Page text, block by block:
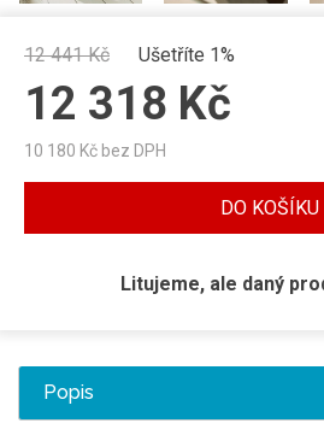
12 441Kč Ušetříte 1%
12 318 Kč
10 180 Kč bez DPH
DO KOŠÍKU
Litujeme, ale daný
Popis